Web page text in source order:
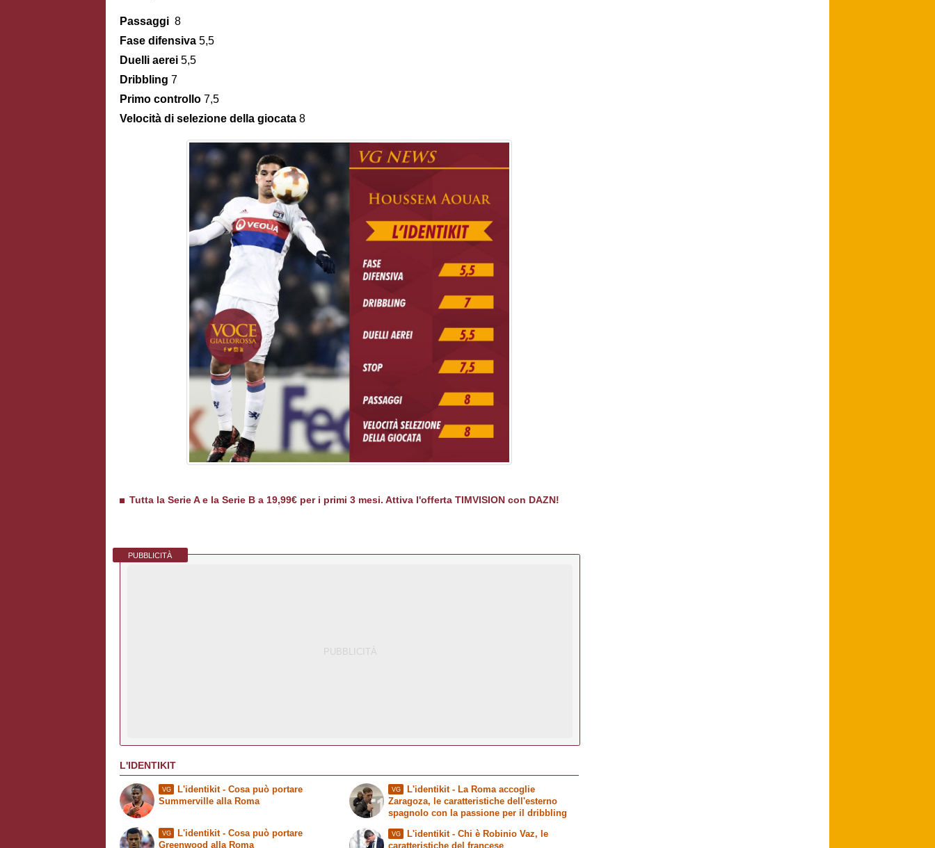
Passaggi 8
Fase difensiva 5,5
Duelli aerei 5,5
Dribbling 7
Primo controllo 7,5
Velocità di selezione della giocata 8
Tutta la Serie A e la Serie B a 19,99€ per i primi 3 mesi. Attiva l'offerta TIMVISION con DAZN!
PUBBLICITÀ
L'IDENTIKIT
VG
L'identikit - Cosa può portare
Summerville alla Roma
VG
L'identikit - Cosa può portare
Greenwood alla Roma
VG L'identikit- La Roma accoglie
Zaragoza, le caratteristiche dell'esterno
spagnolo con la passione per il dribbling
VG L'identikit- Chi è Robinio Vaz, le
caratteristiche del francese